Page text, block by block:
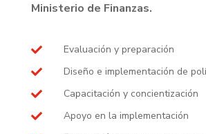
Ministerio de Finanzas.
 Evaluación y preparación
 Diseño e implementación de
 Capacitación y concientización
 Apoyo en la implementación